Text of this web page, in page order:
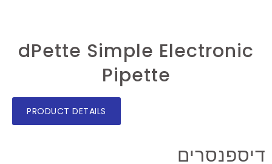
dPette Simple Electronic
Pipette
PRODUCT DETAILS
דיספנסרים